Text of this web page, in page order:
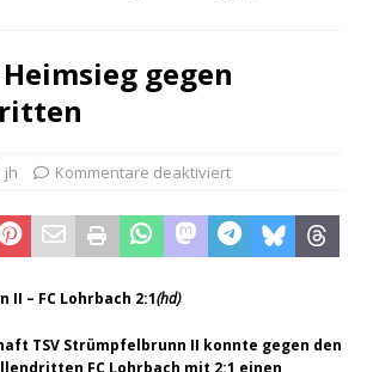
gegen
jh Kommentare deaktiviert
II – FC Lohrbach 2:1(hd)
TSV Strümpfelbrunn II konnte gegen den
FC Lohrbach mit 2:1 einen